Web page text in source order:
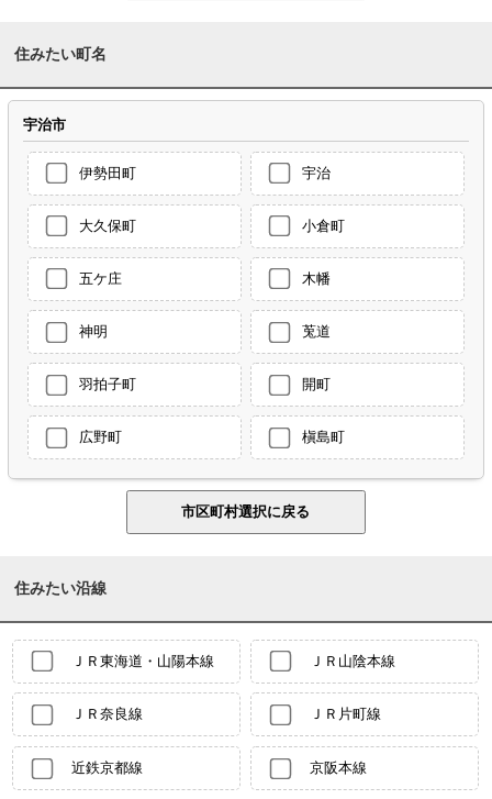
住みたい町名
宇治市
伊勢田町 宇治
大久保町 小倉町
五ケ庄 木幡
神明 莵道
羽拍子町 開町
広野町 槇島町
住みたい沿線
ＪＲ東海道・山陽本線 ＪＲ山陰本線
ＪＲ奈良線 ＪＲ片町線
近鉄京都線 京阪本線